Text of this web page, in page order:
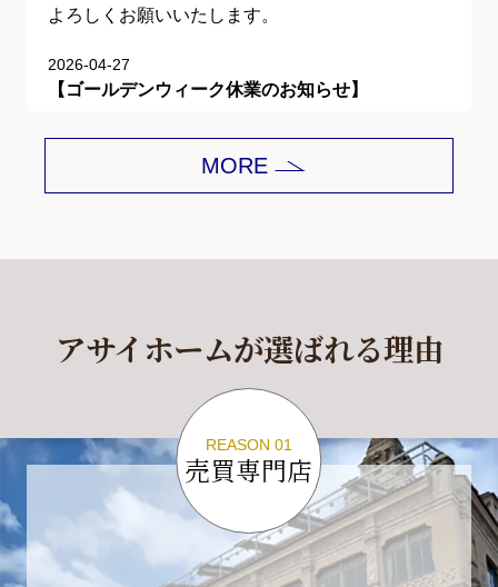
よろしくお願いいたします。
2026-04-27
【ゴールデンウィーク休業のお知らせ】
平素は格別のご愛顧を賜り、誠にありがとうご
下記期間をゴールデンウィーク休業とさせて頂
休業期間中に頂きましたお問い合わせにつきま
2026年5月7日(木)以降、順次対応させて頂きま
ご不便をおかけいたしますが、何卒ご理解の程
よろしくお願いいたします。
2026-04-17
【臨時休業のお知らせ】
MORE
アサイホームが選ばれる理由
REASON 01
売買専門店